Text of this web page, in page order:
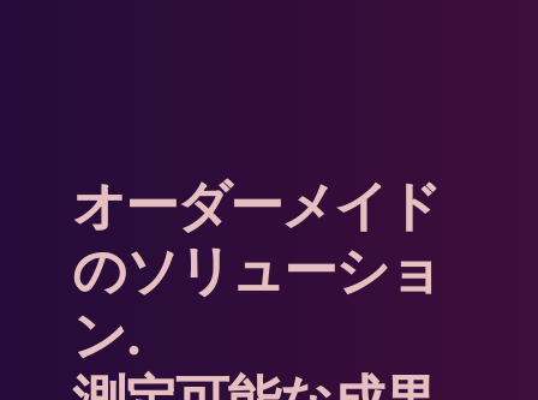
オーダーメイド
のソリューショ
ン.